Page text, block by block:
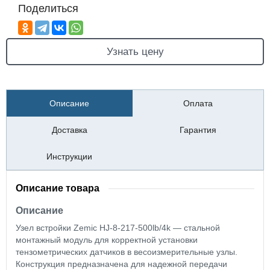
Поделиться
Узнать цену
Описание Оплата
Доставка Гарантия
Инструкции
Описание товара
Описание
Узел встройки Zemic HJ-8-217-500lb/4k — стальной
монтажный модуль для корректной установки
тензометрических датчиков в весоизмерительные узлы.
Конструкция предназначена для надежной передачи